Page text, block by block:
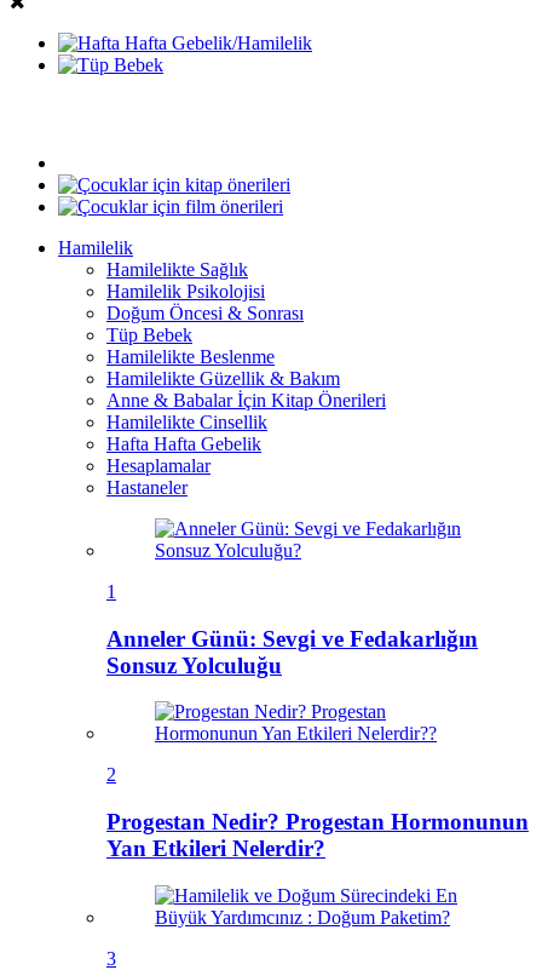
Hamilelik
Hamilelikte Sağlık
Hamilelik Psikolojisi
Doğum Öncesi & Sonrası
Tüp Bebek
Hamilelikte Beslenme
Hamilelikte Güzellik & Bakım
Anne & Babalar İçin Kitap Önerileri
Hamilelikte Cinsellik
Hafta Hafta Gebelik
Hesaplamalar
Hastaneler
1
Anneler Günü: Sevgi ve Fedakarlığın
Sonsuz Yolculuğu
2
Progestan Nedir? Progestan Hormonunun
Yan Etkileri Nelerdir?
3